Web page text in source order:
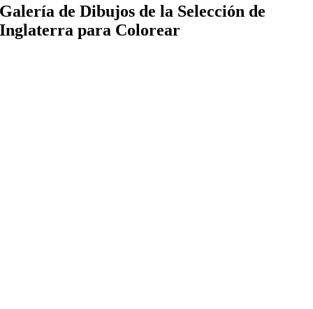
Galería de Dibujos de la Selección de
Inglaterra para Colorear